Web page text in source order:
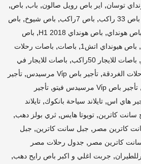
توسان, اير باص رويل صالون, باب, باص,
باص 33 راكب , باص 7راكب , باص شيوخ, باص
باص هونداي, باص هونداي H1 2018 , باص
, باص هيونداي اتش1 , باصات, باصات رحلات
, باصات للايجار 50راكب , باصات للايجار في
الغردقة, تأجير باص Vi̇p مرسيدس , تأجير
, تأجير باص Vi̇p مرسيدس فيتو , تأجير
هاي اس, تايلاند سياحة بانكوك, تايلاند
سانت كاترين, تويوتا هايس, ثري بولز دهب,
كاترين مصر , جبل سانت كاترين, جبل
كاترين مصر , جدول رحلات مصر
, جربت اغلي و اكبر باص رايح دهب,